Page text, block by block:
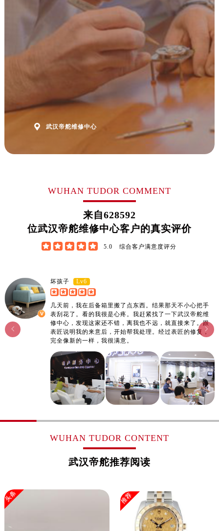
 武汉帝舵维修中心
WUHAN TUDOR COMMENT
来自628592
位武汉帝舵维修中心客户的真实评价
     5.0 综合客户满意度评分
坏孩子 Lv6
几天前，我在后备箱里搬了点东西。结果那天不小心把手
表刮花了。看的我很是心疼。我赶紧找了一下武汉帝舵维
修中心，发现这家还不错，离我也不远，就直接来了。跟
表匠说明我的来意后，开始帮我处理。经过表匠的修复，
完全像新的一样，我很满意。


WUHAN TUDOR CONTENT
武汉帝舵推荐阅读
头条 推荐